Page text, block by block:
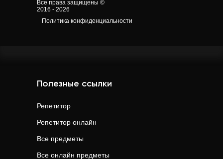
Все права защищены ©
2016 - 2026
Политика конфиденциальности
Полезные ссылки
Репетитор
Репетитор онлайн
Все предметы
Все онлайн предметы